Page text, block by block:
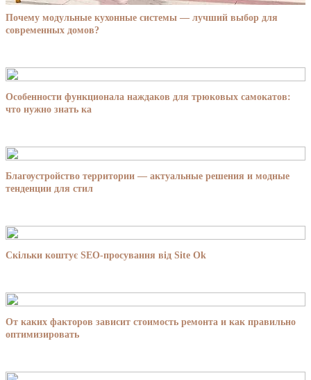
Почему модульные кухонные системы — лучший выбор для
современных домов?
Особенности функционала наждаков для трюковых самокатов:
что нужно знать ка
Благоустройство территории — актуальные решения и модные
тенденции для стил
Скільки коштує SEO-просування від Site Ok
От каких факторов зависит стоимость ремонта и как правильно
оптимизировать